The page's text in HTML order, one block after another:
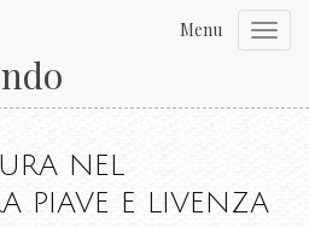
Menu
NEL
PIAVE E LIVENZA